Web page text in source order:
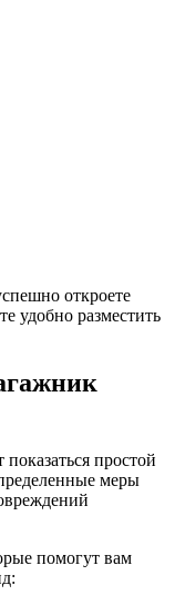
откроете
удобно разместить
простой
меры
помогут вам